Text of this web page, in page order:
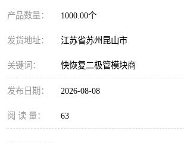
产品数量： 1000.00个
发货地址： 江苏省苏州昆山市
关键词： 快恢复二极管模块商
发布日期： 2026-08-08
阅 读 量： 63